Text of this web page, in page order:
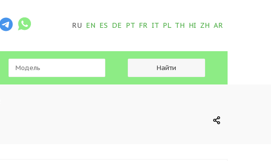
RU EN ES DE PT FR IT PL TH HI ZH AR